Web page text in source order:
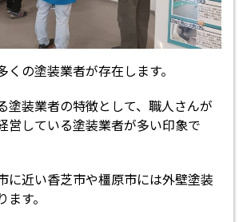
くの塗装業者が存在します。
塗装業者の特徴として、職人さんが
営している塗装業者が多い印象で
に近い香芝市や橿原市には外壁塗装
す。